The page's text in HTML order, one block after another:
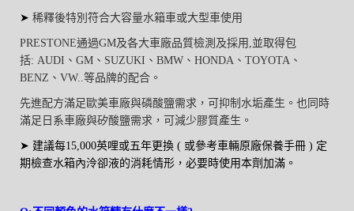
➤ 稀釋後特別符合大容量水箱車或大型車使用
PRESTONE通過GM及各大車廠品質檢測及採用,並取得包
括: AUDI、GM 、 SUZUKI 、 BMW 、 HONDA 、 TOYOTA 、
BENZ 、 VW..等品牌的配合。
先進配方滿足歐美車廠與磷酸鹽需求，可抑制水垢產生。也同時
滿足日系車廠與矽酸鹽需求，可減少膠質產生。
➤ 建議每15,000英哩或五年更換 ( 或參考車輛原廠保養手冊 ) 定
期檢查水箱內泠卻液的消耗情形，必要時使用本劑加滿。